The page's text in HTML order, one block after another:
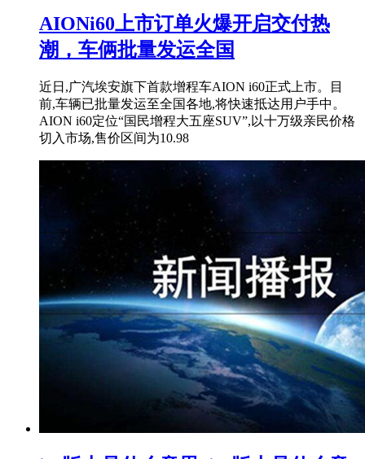
AIONi60上市订单火爆开启交付热
潮，车俩批量发运全国
近日,广汽埃安旗下首款增程车AION i60正式上市。目
前,车辆已批量发运至全国各地,将快速抵达用户手中。
AION i60定位“国民增程大五座SUV”,以十万级亲民价格
切入市场,售价区间为10.98